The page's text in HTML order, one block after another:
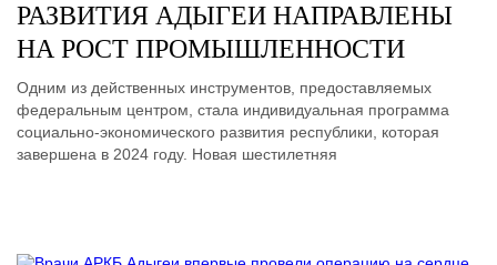
РАЗВИТИЯ АДЫГЕИ НАПРАВЛЕНЫ
НА РОСТ ПРОМЫШЛЕННОСТИ
Одним из действенных инструментов, предоставляемых
федеральным центром, стала индивидуальная программа
социально-экономического развития республики, которая
завершена в 2024 году. Новая шестилетняя